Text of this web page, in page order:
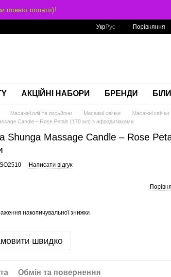
оплати)!
УкрРус Порівняння
АКЦІЙНІ НАБОРИ БРЕНДИ
Масажні олії та лосьйони Масажні свічки
Масажні
Candle – Rose Petals (170 мл) з афродизіаками
Shunga Massage Candle – Rose
Написати відгук
накопичувальної знижки
швидко
Обмін та повернення